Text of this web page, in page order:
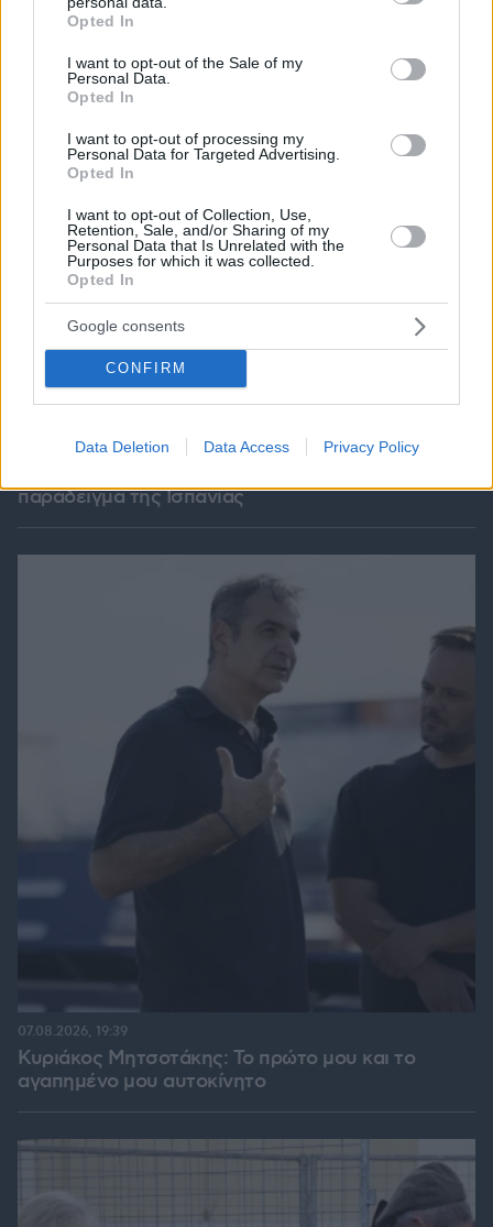
grant or deny consent to Google and its third-party tags to
use your data for below specified purposes in below Google
consent section.
Opted In
I want to opt-out of the Sale of my
Personal Data.
Opted In
I want to opt-out of processing my
Personal Data for Targeted Advertising.
Opted In
I want to opt-out of Collection, Use,
Retention, Sale, and/or Sharing of my
Personal Data that Is Unrelated with the
Purposes for which it was collected.
Opted In
Google consents
CONFIRM
Data Deletion Data Access Privacy Policy
Καρκίνος παχέος εντέρου: Το απλό τεστ που
παράδειγμα της Ισπανίας
Κυριάκος Μητσοτάκης: Το πρώτο μου και το
αγαπημένο μου αυτοκίνητο
07.08.2026, 19:39